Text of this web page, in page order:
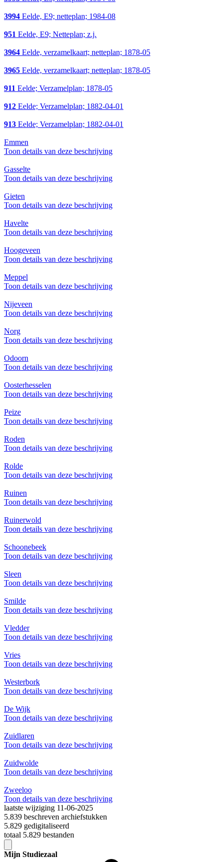
3994 Eelde, E9; netteplan; 1984-08
951 Eelde, E9; Netteplan; z.j.
3964 Eelde, verzamelkaart; netteplan; 1878-05
3965 Eelde, verzamelkaart; netteplan; 1878-05
911 Eelde; Verzamelplan; 1878-05
912 Eelde; Verzamelplan; 1882-04-01
913 Eelde; Verzamelplan; 1882-04-01
Emmen
Toon details van deze beschrijving
Gasselte
Toon details van deze beschrijving
Gieten
Toon details van deze beschrijving
Havelte
Toon details van deze beschrijving
Hoogeveen
Toon details van deze beschrijving
Meppel
Toon details van deze beschrijving
Nijeveen
Toon details van deze beschrijving
Norg
Toon details van deze beschrijving
Odoorn
Toon details van deze beschrijving
Oosterhesselen
Toon details van deze beschrijving
Peize
Toon details van deze beschrijving
Roden
Toon details van deze beschrijving
Rolde
Toon details van deze beschrijving
Ruinen
Toon details van deze beschrijving
Ruinerwold
Toon details van deze beschrijving
Schoonebeek
Toon details van deze beschrijving
Sleen
Toon details van deze beschrijving
Smilde
Toon details van deze beschrijving
Vledder
Toon details van deze beschrijving
Vries
Toon details van deze beschrijving
Westerbork
Toon details van deze beschrijving
De Wijk
Toon details van deze beschrijving
Zuidlaren
Toon details van deze beschrijving
Zuidwolde
Toon details van deze beschrijving
Zweeloo
Toon details van deze beschrijving
laatste wijziging 11-06-2025
5.839 beschreven archiefstukken
5.829 gedigitaliseerd
totaal 5.829 bestanden
Mijn Studiezaal